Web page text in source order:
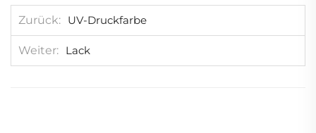
Zurück UV-Druckfarbe
Weiter Lack